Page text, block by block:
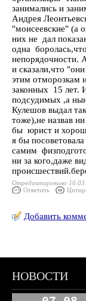
занимались и
Андрея
"моисеевские" (а
них не дал
одна
непорядочности.
и сказали,что
этим отморозкам
законных 15 лет.
подсудимых ,а
Кулешов выдал
тоже),не назвав
бы юрист и
я бы
самим
ни за кого,даже
Отредактировано
Ответить
Добавить
НОВОСТИ